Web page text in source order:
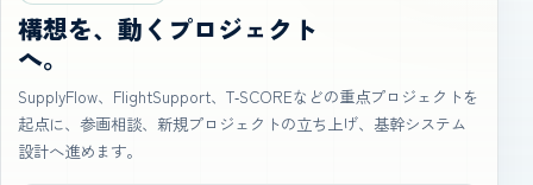
構想を、動くプロジェクト
へ。
SupplyFlow、FlightSupport、T‑SCOREなどの重点プロジェクトを
起点に、参画相談、新規プロジェクトの立ち上げ、基幹システム
設計へ進めます。